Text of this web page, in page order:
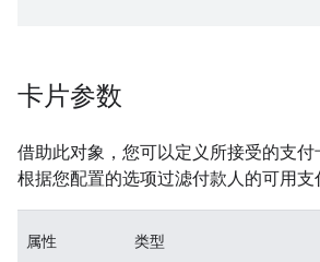
卡片参数
借助此对象，您可以定义所接受的支付
根据您配置的选项过滤付款人的可用支
属性 类型